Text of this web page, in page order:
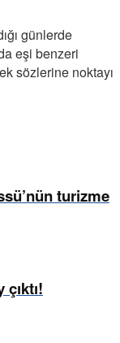
günlerde
eşi benzeri
sözlerine noktayı
turizme